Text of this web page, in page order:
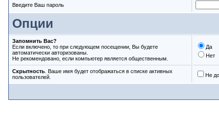
Введите Ваш пароль
Опции
Запомнить Вас?
Если включено, то при следующем посещении, Вы будете
автоматически авторизованы.
Не рекомендовано, если компьютер является общественным.
Да
Нет
Скрытность . Ваше имя будет отображаться в списке активных
пользователей.
Не